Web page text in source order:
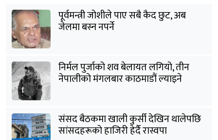
पूर्वमन्त्री जोशीले पाए सबै कैद छुट, अब
जेलमा बस्न नपर्ने
निर्मल पुर्जाको शव बेलायत लगियो, तीन
नेपालीको मंगलबार काठमाडौं ल्याइने
संसद बैठकमा खाली कुर्सी देखिन थालेपछि
सांसदहरूको हाजिरी हेर्दै रास्वपा